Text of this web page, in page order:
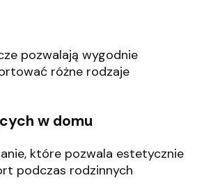
pozwalają wygodnie
różne rodzaje
w domu
które pozwala estetycznie
podczas rodzinnych